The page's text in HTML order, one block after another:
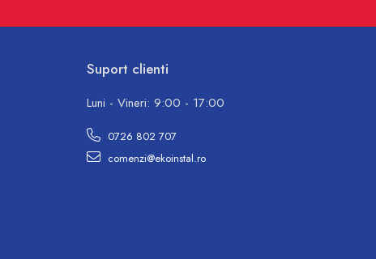
Suport clienti
Luni - Vineri: 9:00 - 17:00
0726 802 707
comenzi@ekoinstal.ro